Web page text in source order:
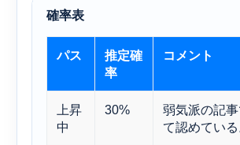
確率表
パス
推定確
率
コメント
上昇
中
30%
弱気派の記
て認めている